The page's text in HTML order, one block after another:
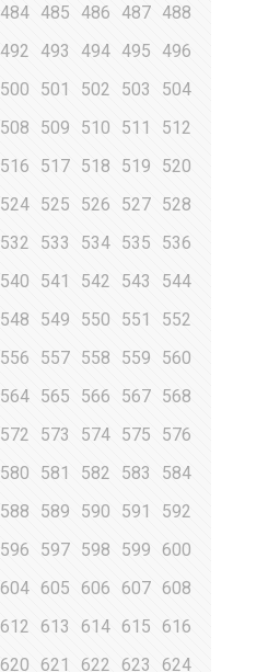
484 485 486 487 488
492 493 494 495
496
500 501 502 503
504
508 509 510 511
512
516 517 518 519
520
524 525 526 527 528
532 533 534 535
536
540 541 542 543
544
548 549 550 551
552
556 557 558 559
560
564 565 566 567 568
572 573 574 575
576
580 581 582 583
584
588 589 590 591
592
596 597 598 599
600
604 605 606 607 608
612 613 614 615
616
620 621 622 623
624